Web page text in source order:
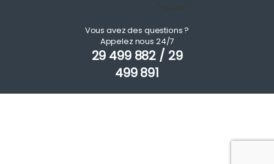
Vous avez des questions ?
Appelez nous 24/7
29 499 882 / 29
499 891